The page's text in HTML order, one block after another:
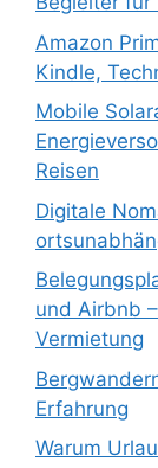
Amazon
Kindle,
Mobile
Reisen
Digitale
und Airbnb
Vermietung
Erfahrung
Warum